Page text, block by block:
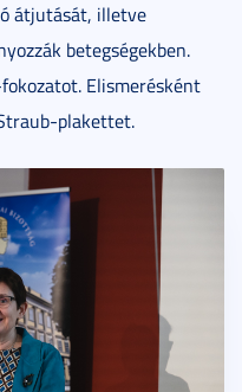
átjutását, illetve
betegségekben.
Elismerésként
plakettet.